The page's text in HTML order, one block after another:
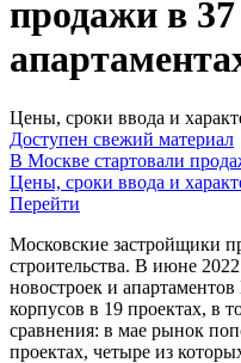
продажи в
Цены, сроки ввода и
Доступен свежий материал
В Москве стартовали
Цены, сроки ввода и
Перейти
Московские застройщики
строительства. В июне
новостроек и
корпусов в 19 проектах, в
сравнения: в мае рынок
проектах, четыре из